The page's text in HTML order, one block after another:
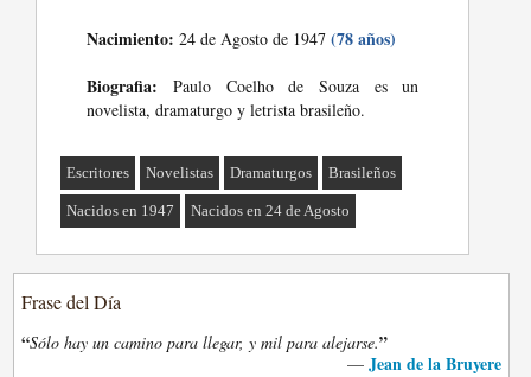
Nacimiento: 24 de Agosto de 1947(78 años)
Biografia: Paulo Coelho de Souza es un
novelista, dramaturgo y letrista brasileño.
Escritores Novelistas Dramaturgos Brasileños
Nacidos en 1947 Nacidos en 24 de Agosto
Frase del Día
“Sólo hay un camino para llegar, y mil para alejarse.”
— Jean de la Bruyere